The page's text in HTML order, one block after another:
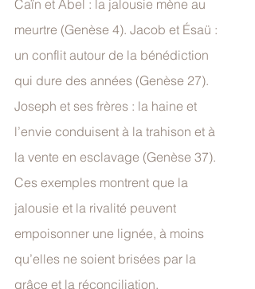
Caïn et Abel : la jalousie mène au
meurtre (Genèse 4). Jacob et Ésaü :
un conflit autour de la bénédiction
qui dure des années (Genèse 27).
Joseph et ses frères : la haine et
l’envie conduisent à la trahison et à
la vente en esclavage (Genèse 37).
Ces exemples montrent que la
jalousie et la rivalité peuvent
empoisonner une lignée, à moins
qu’elles ne soient brisées par la
grâce et la réconciliation.